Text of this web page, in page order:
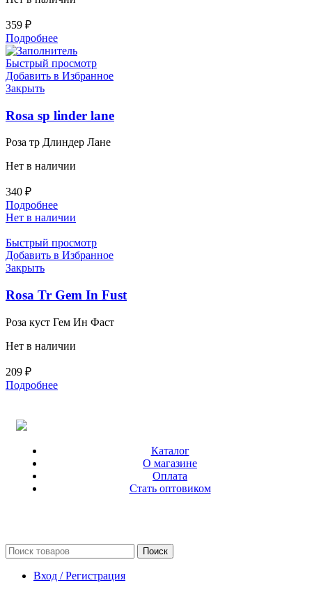
359 ₽
Подробнее
Быстрый просмотр
Добавить в Избранное
Закрыть
Rosa sp linder lane
Роза тр Длиндер Лане
Нет в наличии
340 ₽
Подробнее
Нет в наличии
Быстрый просмотр
Добавить в Избранное
Закрыть
Rosa Tr Gem In Fust
Роза куст Гем Ин Фаст
Нет в наличии
209 ₽
Подробнее
Каталог
О магазине
Оплата
Стать оптовиком
Поиск
Вход / Регистрация